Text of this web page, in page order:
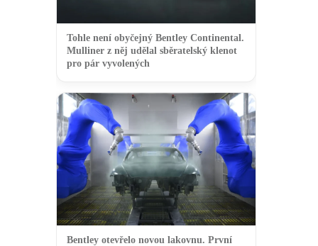
Tohle není obyčejný Bentley Continental.
Mulliner z něj udělal sběratelský klenot
pro pár vyvolených
Bentley otevřelo novou lakovnu. První